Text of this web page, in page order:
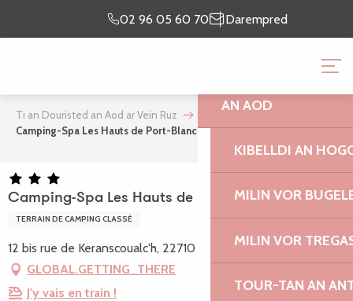
02 96 05 60 70 Darempred
ma chomadenn
lec’h
emaon
TI AN DOURISTED
AN AOD
KIBELLDI AN
MILIN VOR
MILIN VOR
TOUR-TAN AN
Ti an Douristed an Aod ar Vein Ruz
Camping-Spa Les Hauts de Port-Blanc
Camping-Spa Les Hauts de Port-Blanc
TERRAIN DE CAMPING CLASSÉ
12 bis rue de Keranscoualc'h, 22710 Penvénan
GLOBAL.GETTING_THERE
J'y vais en train !